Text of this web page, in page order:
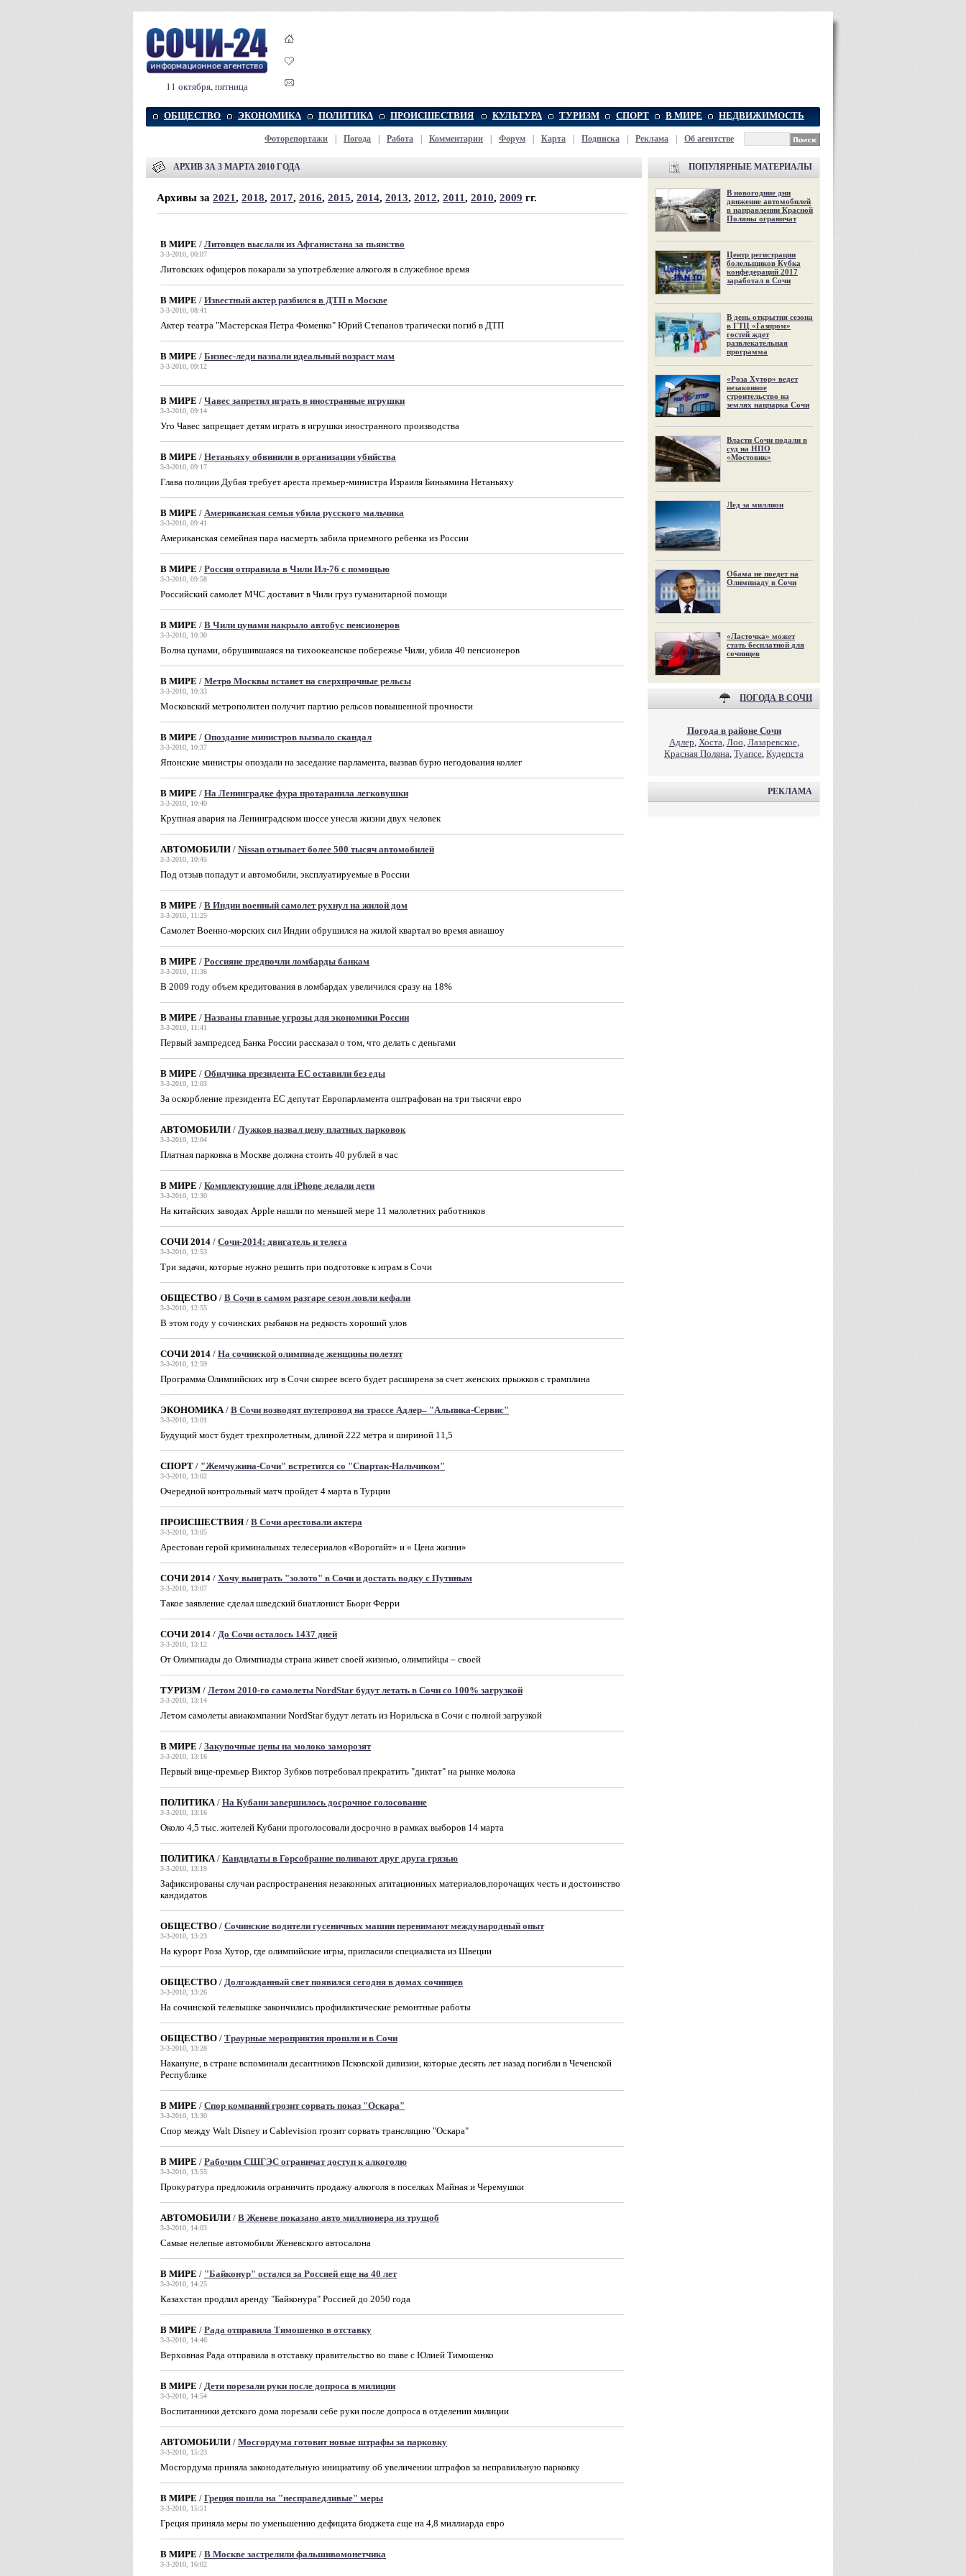
11 октября, пятница
ОБЩЕСТВО ЭКОНОМИКА ПОЛИТИКА ПРОИСШЕСТВИЯ КУЛЬТУРА ТУРИЗМ СПОРТ В МИРЕ НЕДВИЖИМОСТЬ
Фоторепортажи Погода Работа Комментарии Форум Карта Подписка Реклама Об агентстве
АРХИВ ЗА 3 МАРТА 2010 ГОДА
Архивы за 2021, 2018, 2017, 2016, 2015, 2014, 2013, 2012, 2011, 2010, 2009 гг.
В МИРЕ / Литовцев выслали из Афганистана за пьянство
3-3-2010, 00:07
Литовских офицеров покарали за употребление алкоголя в служебное время
В МИРЕ / Известный актер разбился в ДТП в Москве
3-3-2010, 08:41
Актер театра "Мастерская Петра Фоменко" Юрий Степанов трагически погиб в ДТП
В МИРЕ / Бизнес-леди назвали идеальный возраст мам
3-3-2010, 09:12
В МИРЕ / Чавес запретил играть в иностранные игрушки
3-3-2010, 09:14
Уго Чавес запрещает детям играть в игрушки иностранного производства
В МИРЕ / Нетаньяху обвинили в организации убийства
3-3-2010, 09:17
Глава полиции Дубая требует ареста премьер-министра Израиля Биньямина Нетаньяху
В МИРЕ / Американская семья убила русского мальчика
3-3-2010, 09:41
Американская семейная пара насмерть забила приемного ребенка из России
В МИРЕ / Россия отправила в Чили Ил-76 c помощью
3-3-2010, 09:58
Российский самолет МЧС доставит в Чили груз гуманитарной помощи
В МИРЕ / В Чили цунами накрыло автобус пенсионеров
3-3-2010, 10:30
Волна цунами, обрушившаяся на тихоокеанское побережье Чили, убила 40 пенсионеров
В МИРЕ / Метро Москвы встанет на сверхпрочные рельсы
3-3-2010, 10:33
Московский метрополитен получит партию рельсов повышенной прочности
В МИРЕ / Опоздание министров вызвало скандал
3-3-2010, 10:37
Японские министры опоздали на заседание парламента, вызвав бурю негодования коллег
В МИРЕ / На Ленинградке фура протаранила легковушки
3-3-2010, 10:40
Крупная авария на Ленинградском шоссе унесла жизни двух человек
АВТОМОБИЛИ / Nissan отзывает более 500 тысяч автомобилей
3-3-2010, 10:45
Под отзыв попадут и автомобили, эксплуатируемые в России
В МИРЕ / В Индии военный самолет рухнул на жилой дом
3-3-2010, 11:25
Самолет Военно-морских сил Индии обрушился на жилой квартал во время авиашоу
В МИРЕ / Россияне предпочли ломбарды банкам
3-3-2010, 11:36
В 2009 году объем кредитования в ломбардах увеличился сразу на 18%
В МИРЕ / Названы главные угрозы для экономики России
3-3-2010, 11:41
Первый зампредсед Банка России рассказал о том, что делать с деньгами
В МИРЕ / Обидчика президента ЕС оставили без еды
3-3-2010, 12:03
За оскорбление президента ЕС депутат Европарламента оштрафован на три тысячи евро
АВТОМОБИЛИ / Лужков назвал цену платных парковок
3-3-2010, 12:04
Платная парковка в Москве должна стоить 40 рублей в час
В МИРЕ / Комплектующие для iPhone делали дети
3-3-2010, 12:30
На китайских заводах Apple нашли по меньшей мере 11 малолетних работников
СОЧИ 2014 / Сочи-2014: двигатель и телега
3-3-2010, 12:53
Три задачи, которые нужно решить при подготовке к играм в Сочи
ОБЩЕСТВО / В Сочи в самом разгаре сезон ловли кефали
3-3-2010, 12:55
В этом году у сочинских рыбаков на редкость хороший улов
СОЧИ 2014 / На сочинской олимпиаде женщины полетят
3-3-2010, 12:59
Программа Олимпийских игр в Сочи скорее всего будет расширена за счет женских прыжков с трамплина
ЭКОНОМИКА/ В Сочи возводят путепровод на трассе Адлер– "Альпика-Сервис"
3-3-2010, 13:01
Будущий мост будет трехпролетным, длиной 222 метра и шириной 11,5
СПОРТ / "Жемчужина-Сочи" встретится со "Спартак-Нальчиком"
3-3-2010, 13:02
Очередной контрольный матч пройдет 4 марта в Турции
ПРОИСШЕСТВИЯ / В Сочи арестовали актера
3-3-2010, 13:05
Арестован герой криминальных телесериалов «Ворогайт» и « Цена жизни»
СОЧИ 2014 / Хочу выиграть "золото" в Сочи и достать водку с Путиным
3-3-2010, 13:07
Такое заявление сделал шведский биатлонист Бьорн Ферри
СОЧИ 2014 / До Сочи осталось 1437 дней
3-3-2010, 13:12
От Олимпиады до Олимпиады страна живет своей жизнью, олимпийцы – своей
ТУРИЗМ / Летом 2010-го самолеты NordStar будут летать в Сочи со 100% загрузкой
3-3-2010, 13:14
Летом самолеты авиакомпании NordStar будут летать из Норильска в Сочи с полной загрузкой
В МИРЕ / Закупочные цены на молоко заморозят
3-3-2010, 13:16
Первый вице-премьер Виктор Зубков потребовал прекратить "диктат" на рынке молока
ПОЛИТИКА/ На Кубани завершилось досрочное голосование
3-3-2010, 13:16
Около 4,5 тыс. жителей Кубани проголосовали досрочно в рамках выборов 14 марта
ПОЛИТИКА/ Кандидаты в Горсобрание поливают друг друга грязью
3-3-2010, 13:19
Зафиксированы случаи распространения незаконных агитационных материалов,порочащих честь и достоинство
кандидатов
ОБЩЕСТВО / Сочинские водители гусеничных машин перенимают международный опыт
3-3-2010, 13:23
На курорт Роза Хутор, где олимпийские игры, пригласили специалиста из Швеции
ОБЩЕСТВО / Долгожданный свет появился сегодня в домах сочинцев
3-3-2010, 13:26
На сочинской телевышке закончились профилактические ремонтные работы
ОБЩЕСТВО / Траурные мероприятия прошли и в Сочи
3-3-2010, 13:28
Накануне, в стране вспоминали десантников Псковской дивизии, которые десять лет назад погибли в Чеченской
Республике
В МИРЕ / Спор компаний грозит сорвать показ "Оскара"
3-3-2010, 13:30
Спор между Walt Disney и Cablevision грозит сорвать трансляцию "Оскара"
В МИРЕ / Рабочим СШГЭС ограничат доступ к алкоголю
3-3-2010, 13:55
Прокуратура предложила ограничить продажу алкоголя в поселках Майная и Черемушки
АВТОМОБИЛИ / В Женеве показано авто миллионера из трущоб
3-3-2010, 14:03
Самые нелепые автомобили Женевского автосалона
В МИРЕ / "Байконур" остался за Россией еще на 40 лет
3-3-2010, 14:25
Казахстан продлил аренду "Байконура" Россией до 2050 года
В МИРЕ / Рада отправила Тимошенко в отставку
3-3-2010, 14:46
Верховная Рада отправила в отставку правительство во главе с Юлией Тимошенко
В МИРЕ / Дети порезали руки после допроса в милиции
3-3-2010, 14:54
Воспитанники детского дома порезали себе руки после допроса в отделении милиции
АВТОМОБИЛИ / Мосгордума готовит новые штрафы за парковку
3-3-2010, 15:23
Мосгордума приняла законодательную инициативу об увеличении штрафов за неправильную парковку
В МИРЕ / Греция пошла на "несправедливые" меры
3-3-2010, 15:51
Греция приняла меры по уменьшению дефицита бюджета еще на 4,8 миллиарда евро
В МИРЕ / В Москве застрелили фальшивомонетчика
3-3-2010, 16:02
ПОПУЛЯРНЫЕ МАТЕРИАЛЫ
В новогодние дни
движение автомобилей
в направлении Красной
Поляны ограничат
Центр регистрации
болельщиков Кубка
конфедераций 2017
заработал в Сочи
В день открытия сезона
в ГТЦ «Газпром»
гостей ждет
развлекательная
программа
«Роза Хутор» ведет
незаконное
строительство на
землях нацпарка Сочи
Власти Сочи подали в
суд на НПО
«Мостовик»
Лед за миллион
Обама не поедет на
Олимпиаду в Сочи
«Ласточка» может
стать бесплатной для
сочинцев
ПОГОДА В СОЧИ
Погода в районе Сочи
Адлер, Хоста, Лоо, Лазаревское,
Красная Поляна, Туапсе, Кудепста
РЕКЛАМА